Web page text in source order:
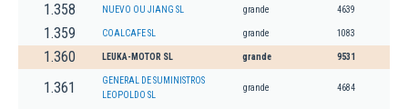
1.358 NUEVO OU JIANG SL grande 4639
1.359 COALCAFE SL grande 1083
1.360 LEUKA-MOTOR SL grande 9531
1.361
GENERAL DE SUMINISTROS
LEOPOLDO SL
grande 4684